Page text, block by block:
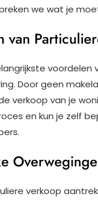
we wat je
van
voordelen
Door geen
verkoop van je
en kun je zelf
verkoop